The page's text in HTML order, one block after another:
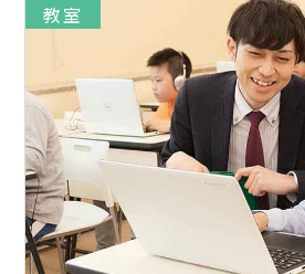
教室